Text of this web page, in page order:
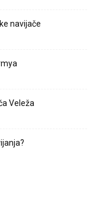
navijače
Veleža